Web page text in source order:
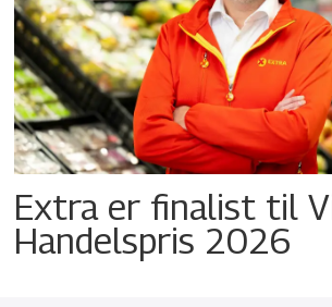
Extra er finalist til
Handelspris 2026